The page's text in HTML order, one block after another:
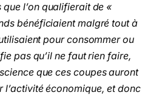
l’on qualifierait de «
bénéficiaient malgré tout à
pour consommer ou
pas qu’il ne faut rien faire,
que ces coupes auront
l’activité économique, et donc